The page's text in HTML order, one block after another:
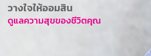
ข่าวสาร
บริการทางการเงิน
วางใจให้ออมสิน
ดูแลความสุขของชีวิตคุณ